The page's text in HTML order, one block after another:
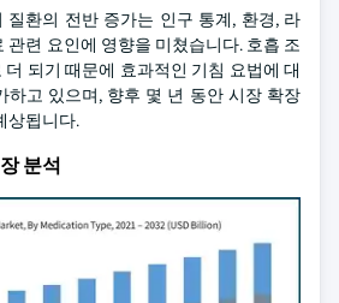
질환의 전반 증가는 인구 통계, 환경, 라
관련 요인에 영향을 미쳤습니다. 호흡 조
되기 때문에 효과적인 기침 요법에 대
하고 있으며, 향후 몇 년 동안 시장 확장
상됩니다.
분석